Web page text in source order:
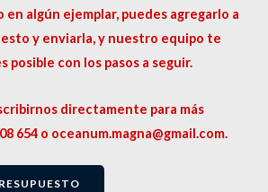
algún ejemplar, puedes agregarlo a
y enviarla, y nuestro equipo te
posible con los pasos a seguir.
directamente para más
654 o oceanum.magna@gmail.com.